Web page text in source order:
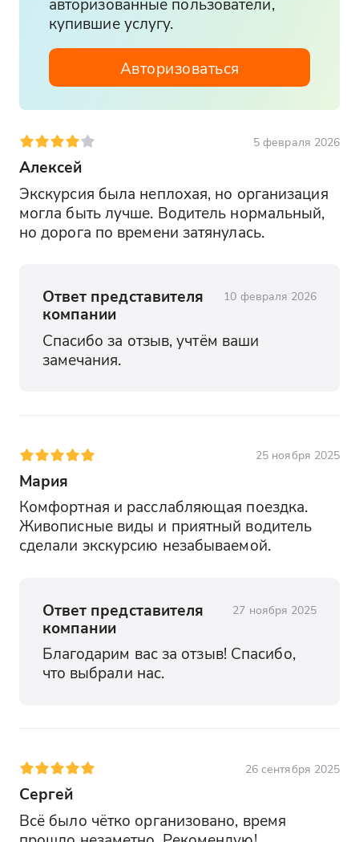
купившие услугу.
Авторизоваться
5 февраля 2026
Алексей
Экскурсия была неплохая, но организация
могла быть лучше. Водитель нормальный,
но дорога по времени затянулась.
Ответ представителя
компании
10 февраля 2026
Спасибо за отзыв, учтём ваши
замечания.
25 ноября 2025
Мария
Комфортная и расслабляющая поездка.
Живописные виды и приятный водитель
сделали экскурсию незабываемой.
Ответ представителя
компании
27 ноября 2025
Благодарим вас за отзыв! Спасибо,
что выбрали нас.
26 сентября 2025
Сергей
Всё было чётко организовано, время